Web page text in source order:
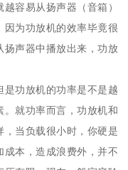
容易从扬声器（音箱）
因为功放机的效率毕竟很
扬声器中播放出来，功放
是功放机的功率是不是越
。就功率而言，功放机和
，当负载很小时，你硬是
成本，造成浪费外，并不